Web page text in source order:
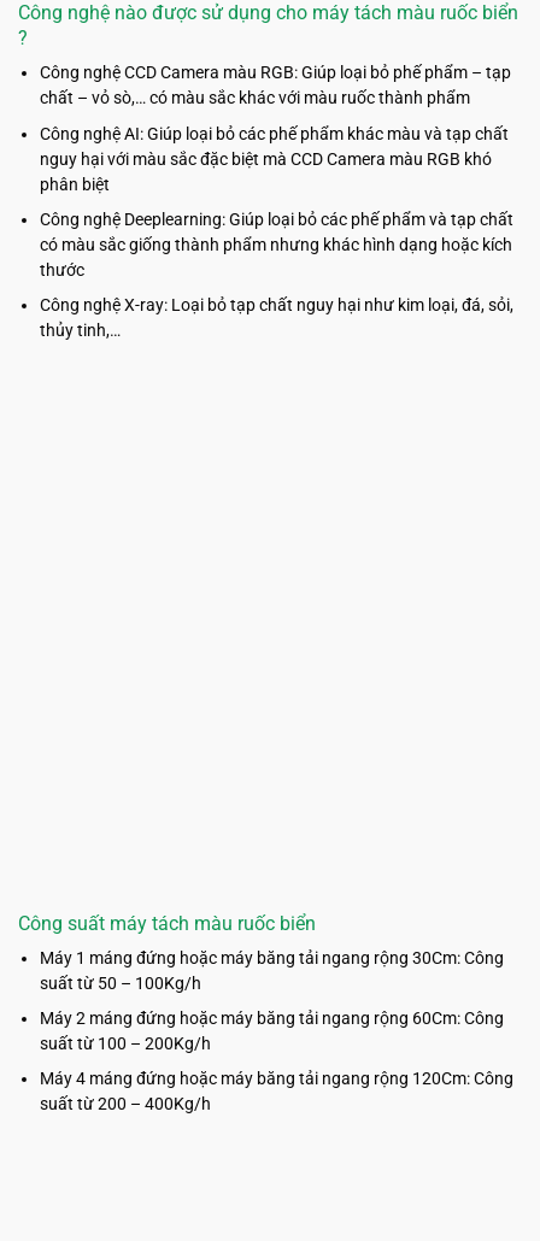
Công nghệ nào được sử dụng cho máy tách màu ruốc biển
?
Công nghệ CCD Camera màu RGB: Giúp loại bỏ phế phẩm – tạp
chất – vỏ sò,… có màu sắc khác với màu ruốc thành phẩm
Công nghệ AI: Giúp loại bỏ các phế phẩm khác màu và tạp chất
nguy hại với màu sắc đặc biệt mà CCD Camera màu RGB khó
phân biệt
Công nghệ Deeplearning: Giúp loại bỏ các phế phẩm và tạp chất
có màu sắc giống thành phẩm nhưng khác hình dạng hoặc kích
thước
Công nghệ X-ray: Loại bỏ tạp chất nguy hại như kim loại, đá, sỏi,
thủy tinh,…
Công suất máy tách màu ruốc biển
Máy 1 máng đứng hoặc máy băng tải ngang rộng 30Cm: Công
suất từ 50 – 100Kg/h
Máy 2 máng đứng hoặc máy băng tải ngang rộng 60Cm: Công
suất từ 100 – 200Kg/h
Máy 4 máng đứng hoặc máy băng tải ngang rộng 120Cm: Công
suất từ 200 – 400Kg/h